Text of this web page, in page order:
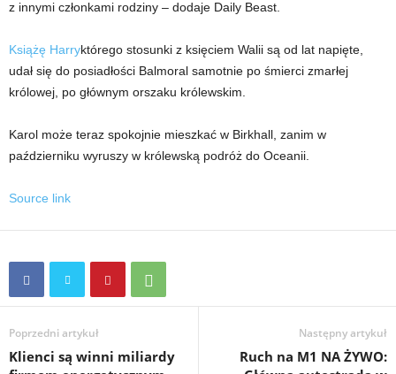
z innymi członkami rodziny – dodaje Daily Beast.
Książę Harryktórego stosunki z księciem Walii są od lat napięte,
udał się do posiadłości Balmoral samotnie po śmierci zmarłej
królowej, po głównym orszaku królewskim.
Karol może teraz spokojnie mieszkać w Birkhall, zanim w
październiku wyruszy w królewską podróż do Oceanii.
Source link
Poprzedni artykuł
Klienci są winni miliardy
Następny artykuł
Ruch na M1 NA ŻYWO: